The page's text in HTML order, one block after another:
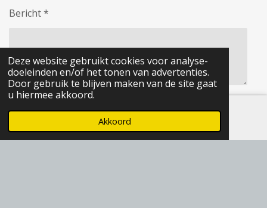
Deze website gebruikt cookies voor analyse-
doeleinden en/of het tonen van advertenties.
Door gebruik te blijven maken van de site gaat
u hiermee akkoord.
Akkoord
Bericht *
Verstuur reactie